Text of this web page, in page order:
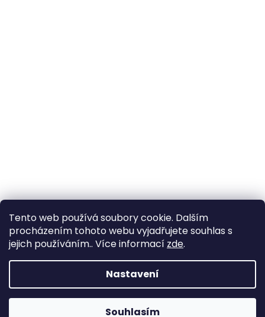
Tento web používá soubory cookie. Dalším
procházením tohoto webu vyjadřujete souhlas s
jejich používáním.. Více informací zde.
Nastavení
Souhlasím